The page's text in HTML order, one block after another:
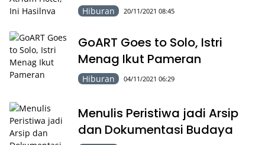
Hiburan 20/11/2021 08:45
GoART Goes to Solo, Istri
Menag Ikut Pameran
Hiburan 04/11/2021 06:29
Menulis Peristiwa jadi Arsip
dan Dokumentasi Budaya